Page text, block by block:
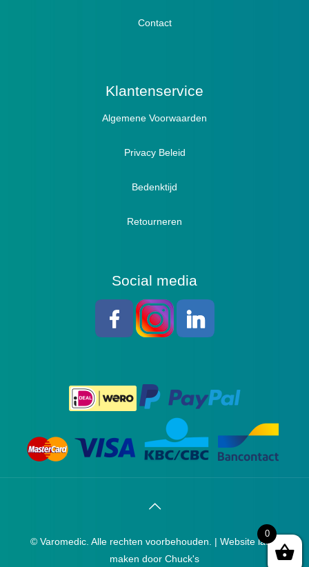
Lymph / Oedeem
Actief
Pantoffels
Sandalen
Hamertenen
Contact
Klantenservice
Algemene Voorwaarden
Privacy Beleid
Bedenktijd
Retourneren
Social media
© Varomedic. Alle rechten voorbehouden. | Website laten
maken door Chuck's
0